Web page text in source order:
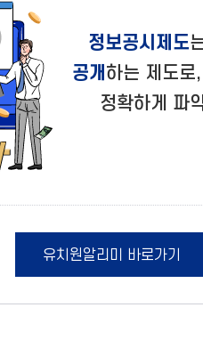
정보공시제도
공개 하는 제도로
정확하게 파
유치원알리미 바로가기